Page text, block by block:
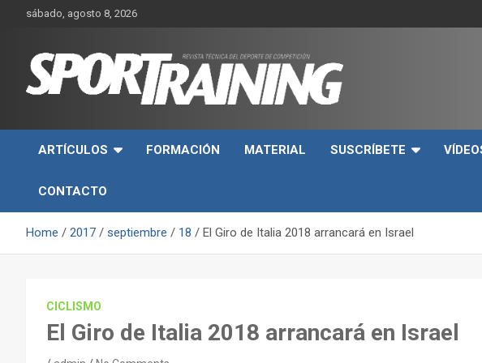
sábado, agosto 8, 2026
Revista técnica del
rendimiento, nutrición y entrenamiento.
ARTÍCULOS
FORMACIÓN MATERIAL SUSCRÍBETE
CONTACTO
Home 2017 septiembre 18 El Giro de Italia 2018 arrancará en Israel
CICLISMO
El Giro de Italia 2018 arrancará en Israel